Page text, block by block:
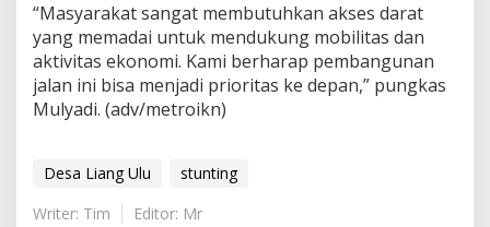
“Masyarakat sangat membutuhkan akses darat
yang memadai untuk mendukung mobilitas dan
aktivitas ekonomi. Kami berharap pembangunan
jalan ini bisa menjadi prioritas ke depan,” pungkas
Mulyadi. (adv/metroikn)
Desa Liang Ulu
stunting
Writer: Tim
Editor: Mr